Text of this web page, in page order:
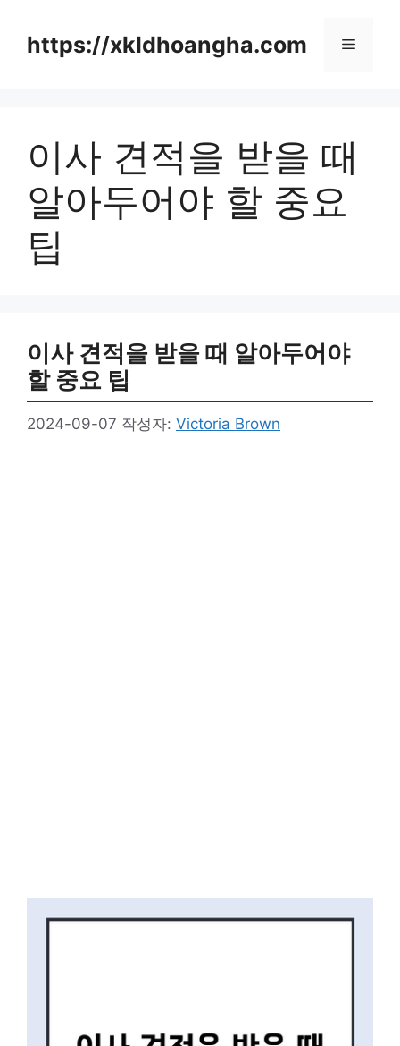
https://xkldhoangha.com 메
이사 견적을 받을 때
알아두어야 할 중요
팁
이사 견적을 받을 때 알아두어야
할 중요 팁
2024-09-07 작성자: Victoria Brown